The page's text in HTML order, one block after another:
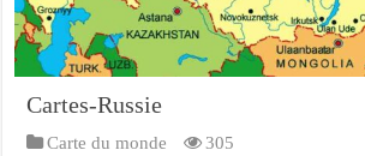
Cartes-Russie
Carte du monde 305